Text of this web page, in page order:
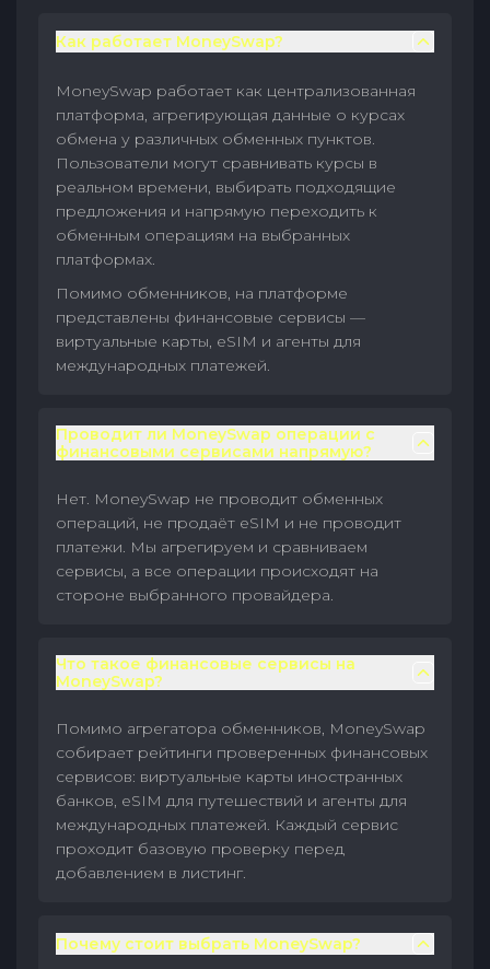
Как работает MoneySwap?
MoneySwap работает как централизованная
платформа, агрегирующая данные о курсах
обмена у различных обменных пунктов.
Пользователи могут сравнивать курсы в
реальном времени, выбирать подходящие
предложения и напрямую переходить к
обменным операциям на выбранных
платформах.
Помимо обменников, на платформе
представлены финансовые сервисы —
виртуальные карты, eSIM и агенты для
международных платежей.
Проводит ли MoneySwap операции с
финансовыми сервисами напрямую?
Нет. MoneySwap не проводит обменных
операций, не продаёт eSIM и не проводит
платежи. Мы агрегируем и сравниваем
сервисы, а все операции происходят на
стороне выбранного провайдера.
Что такое финансовые сервисы на
MoneySwap?
Помимо агрегатора обменников, MoneySwap
собирает рейтинги проверенных финансовых
сервисов: виртуальные карты иностранных
банков, eSIM для путешествий и агенты для
международных платежей. Каждый сервис
проходит базовую проверку перед
добавлением в листинг.
Почему стоит выбрать MoneySwap?